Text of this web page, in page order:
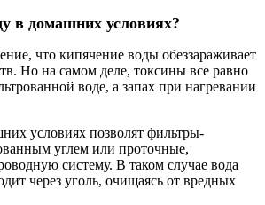
в домашних условиях?
что кипячение воды обеззараживает
Но на самом деле, токсины все равно
воде, а запах при нагревании
условиях позволят фильтры-
углем или проточные,
систему. В таком случае вода
через уголь, очищаясь от вредных